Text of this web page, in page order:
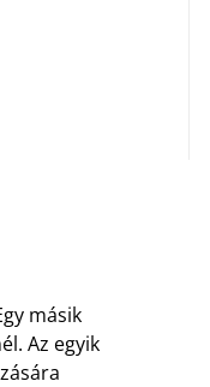
másik
Az egyik